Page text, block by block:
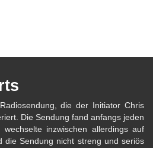
die der Initiator Chris
Die Sendung fand anfangs jeden
inzwischen allerdings auf
die Sendung nicht streng und seriös